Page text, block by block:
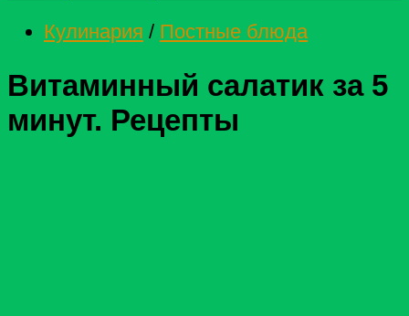
Кулинария / Постные блюда
Витаминный салатик за 5
минут. Рецепты